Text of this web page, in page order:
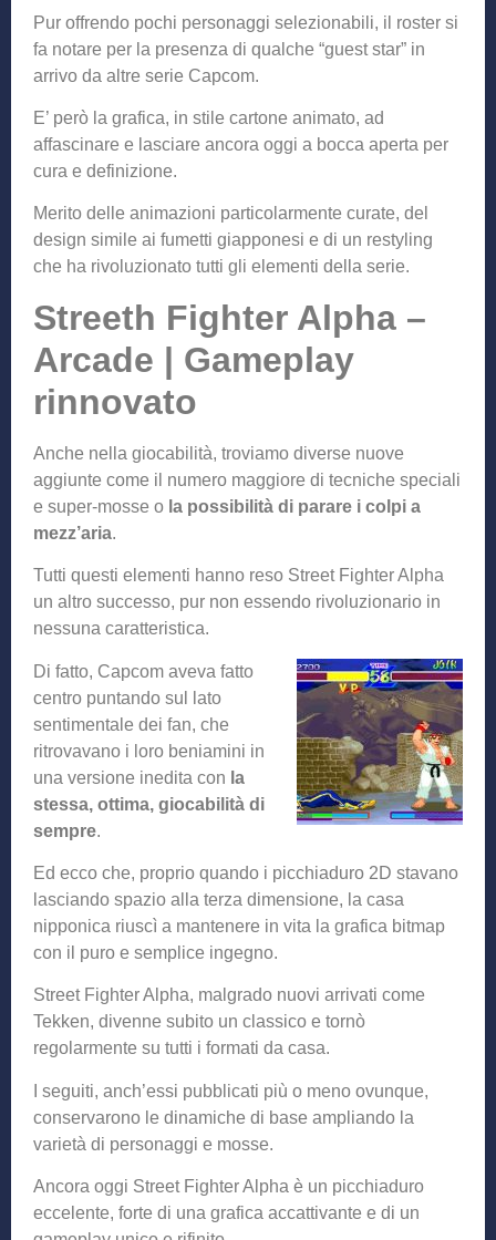
Pur offrendo pochi personaggi selezionabili, il roster si
fa notare per la presenza di qualche “guest star” in
arrivo da altre serie Capcom.
E’ però la grafica, in stile cartone animato, ad
affascinare e lasciare ancora oggi a bocca aperta per
cura e definizione.
Merito delle animazioni particolarmente curate, del
design simile ai fumetti giapponesi e di un restyling
che ha rivoluzionato tutti gli elementi della serie.
Streeth Fighter Alpha –
Arcade | Gameplay
rinnovato
Anche nella giocabilità, troviamo diverse nuove
aggiunte come il numero maggiore di tecniche speciali
e super-mosse o la possibilità di parare i colpi a
mezz’aria.
Tutti questi elementi hanno reso Street Fighter Alpha
un altro successo, pur non essendo rivoluzionario in
nessuna caratteristica.
Di fatto, Capcom aveva fatto
centro puntando sul lato
sentimentale dei fan, che
ritrovavano i loro beniamini in
una versione inedita con la
stessa, ottima, giocabilità di
sempre.
Ed ecco che, proprio quando i picchiaduro 2D stavano
lasciando spazio alla terza dimensione, la casa
nipponica riuscì a mantenere in vita la grafica bitmap
con il puro e semplice ingegno.
Street Fighter Alpha, malgrado nuovi arrivati come
Tekken, divenne subito un classico e tornò
regolarmente su tutti i formati da casa.
I seguiti, anch’essi pubblicati più o meno ovunque,
conservarono le dinamiche di base ampliando la
varietà di personaggi e mosse.
Ancora oggi Street Fighter Alpha è un picchiaduro
eccelente, forte di una grafica accattivante e di un